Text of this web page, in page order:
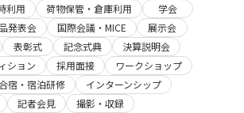
利用
荷物保管・倉庫利用
学会
発表会 国際会議・MICE
展示会
表彰式 記念式典
決算説明会
ション 採用面接
ワークショップ
合宿・宿泊研修
インターンシップ
記者会見
撮影・収録